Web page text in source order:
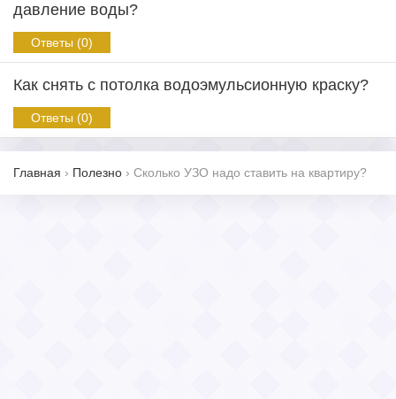
давление воды?
Ответы (0)
Как снять с потолка водоэмульсионную краску?
Ответы (0)
Главная › Полезно › Сколько УЗО надо ставить на квартиру?